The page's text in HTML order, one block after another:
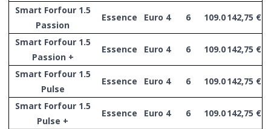
Smart Forfour 1.5
Passion
Essence Euro 4 6 109.0142,75 €
Smart Forfour 1.5
Passion +
Essence Euro 4 6 109.0142,75 €
Smart Forfour 1.5
Pulse
Essence Euro 4 6 109.0142,75 €
Smart Forfour 1.5
Pulse +
Essence Euro 4 6 109.0142,75 €